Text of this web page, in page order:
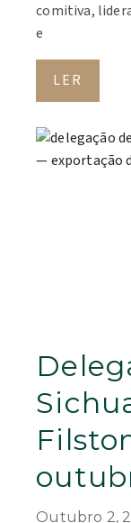
comitiva,
e
LER
Outubro 2,